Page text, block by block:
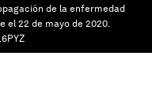
de la enfermedad
el 22 de mayo de 2020.